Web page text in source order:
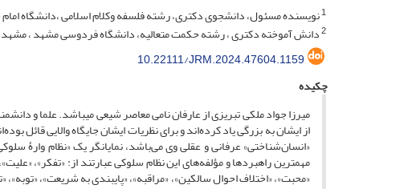
1نویسنده مسئول، دانشجوی دکتری، رشته فلسفه وکلام اسلامی ،دانشگاه امام
2دانش آموخته دکتری ، رشته حکمت متعالیه، دانشگاه فردوسی مشهد ،
10.22111/JRM.2024.47604.1159
چکیده
میرزا جواد ملکی تبریزی از عارفان نامی معاصر شیعی میباشد. علما و
از ایشان به بزرگی یاد کرده‌اند و برای نظریات ایشان جایگاه والایی
«انسان‌شناختی» عرفانی و عقلی وی می‌باشد، نمایانگر یک «نظام وارۀ
مهمترین راهبردها و مؤلفه‌های این نظام سلوکی عبارتند از: «تفکر»،
«محبت»، «اختلاف احوال سالکین»، «مراقبه»، «پایبندی به شریعت»،